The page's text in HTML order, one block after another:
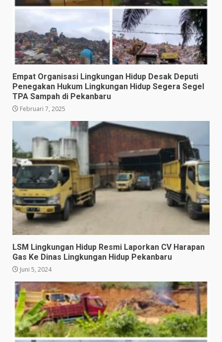
Empat Organisasi Lingkungan Hidup Desak Deputi
Penegakan Hukum Lingkungan Hidup Segera Segel
TPA Sampah di Pekanbaru
Februari 7, 2025
LSM Lingkungan Hidup Resmi Laporkan CV Harapan
Gas Ke Dinas Lingkungan Hidup Pekanbaru
Juni 5, 2024